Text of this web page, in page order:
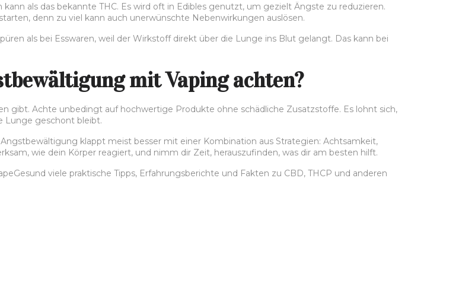
als das bekannte THC. Es wird oft in Edibles genutzt, um gezielt Ängste zu reduzieren.
denn zu viel kann auch unerwünschte Nebenwirkungen auslösen.
als bei Esswaren, weil der Wirkstoff direkt über die Lunge ins Blut gelangt. Das kann bei
mit Vaping achten?
gibt. Achte unbedingt auf hochwertige Produkte ohne schädliche Zusatzstoffe. Es lohnt sich,
Lunge geschont bleibt.
klappt meist besser mit einer Kombination aus Strategien: Achtsamkeit,
wie dein Körper reagiert, und nimm dir Zeit, herauszufinden, was dir am besten hilft.
viele praktische Tipps, Erfahrungsberichte und Fakten zu CBD, THCP und anderen